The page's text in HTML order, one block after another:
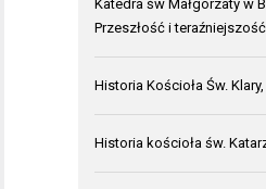
Katedra św Małgorzaty w
Przeszłość i teraźniejszość
Historia Kościoła Św.
Historia kościoła św.